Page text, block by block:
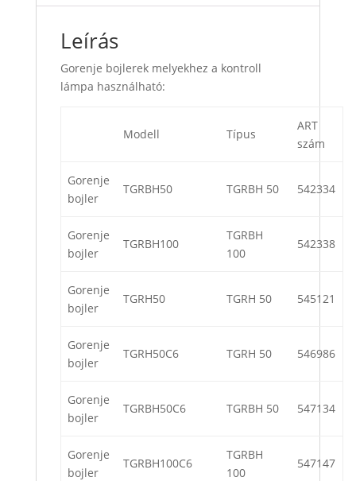
Leírás
Gorenje bojlerek melyekhez a kontroll
lámpa használható:
Modell Típus
ART
szám
Gorenje
bojler
TGRBH50 TGRBH 50 542334
Gorenje
bojler
TGRBH100
TGRBH
100
542338
Gorenje
bojler
TGRH50 TGRH 50 545121
Gorenje
bojler
TGRH50C6 TGRH 50 546986
Gorenje
bojler
TGRBH50C6 TGRBH 50 547134
Gorenje
bojler
TGRBH100C6
TGRBH
100
547147